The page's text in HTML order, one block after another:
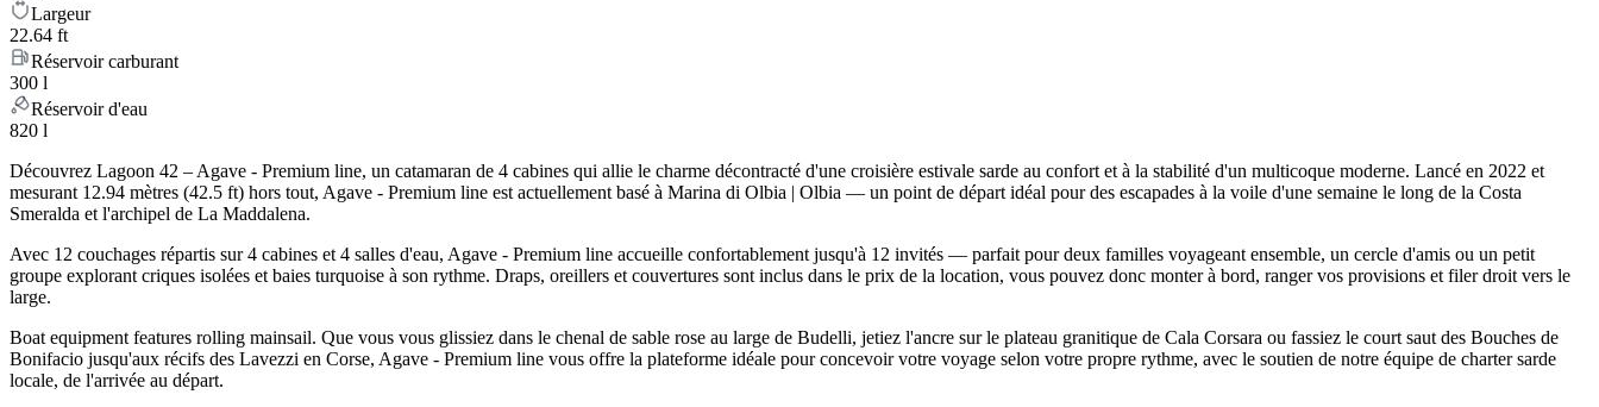
Largeur
22.64 ft
Réservoir carburant
300 l
Réservoir d'eau
820 l
Découvrez Lagoon 42 – Agave - Premium line, un catamaran de 4 cabines qui allie le charme décontracté d'une croisière estivale sarde au confort et à la stabilité d'un multicoque moderne. Lancé en 2022 et
mesurant 12.94 mètres (42.5 ft) hors tout, Agave - Premium line est actuellement basé à Marina di Olbia | Olbia — un point de départ idéal pour des escapades à la voile d'une semaine le long de la Costa
Smeralda et l'archipel de La Maddalena.
Avec 12 couchages répartis sur 4 cabines et 4 salles d'eau, Agave - Premium line accueille confortablement jusqu'à 12 invités — parfait pour deux familles voyageant ensemble, un cercle d'amis ou un petit
groupe explorant criques isolées et baies turquoise à son rythme. Draps, oreillers et couvertures sont inclus dans le prix de la location, vous pouvez donc monter à bord, ranger vos provisions et filer droit vers le
large.
Boat equipment features rolling mainsail. Que vous vous glissiez dans le chenal de sable rose au large de Budelli, jetiez l'ancre sur le plateau granitique de Cala Corsara ou fassiez le court saut des Bouches de
Bonifacio jusqu'aux récifs des Lavezzi en Corse, Agave - Premium line vous offre la plateforme idéale pour concevoir votre voyage selon votre propre rythme, avec le soutien de notre équipe de charter sarde
locale, de l'arrivée au départ.